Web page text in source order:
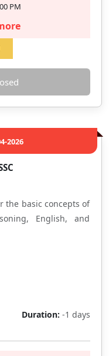
PM
2026
the basic concepts of
English, and
Duration: -1 days